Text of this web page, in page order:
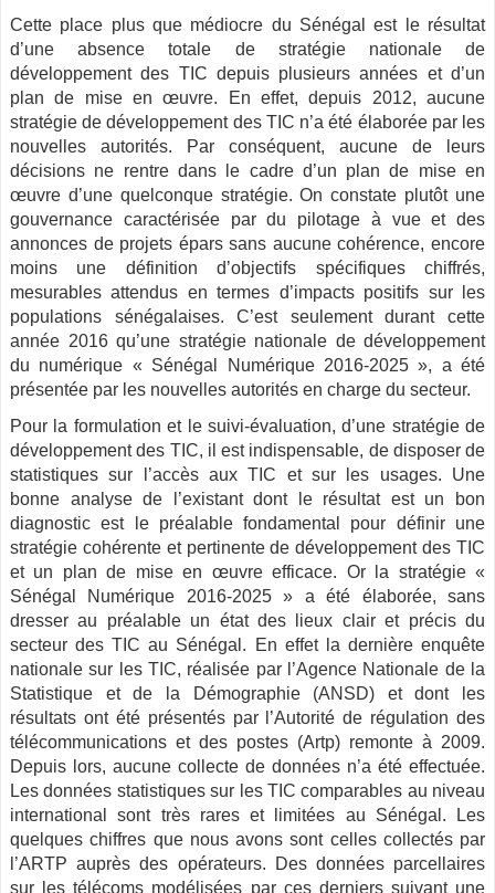
Cette place plus que médiocre du Sénégal est le résultat
d’une absence totale de stratégie nationale de
développement des TIC depuis plusieurs années et d’un
plan de mise en œuvre. En effet, depuis 2012, aucune
stratégie de développement des TIC n’a été élaborée par les
nouvelles autorités. Par conséquent, aucune de leurs
décisions ne rentre dans le cadre d’un plan de mise en
œuvre d’une quelconque stratégie. On constate plutôt une
gouvernance caractérisée par du pilotage à vue et des
annonces de projets épars sans aucune cohérence, encore
moins une définition d’objectifs spécifiques chiffrés,
mesurables attendus en termes d’impacts positifs sur les
populations sénégalaises. C’est seulement durant cette
année 2016 qu’une stratégie nationale de développement
du numérique « Sénégal Numérique 2016-2025 », a été
présentée par les nouvelles autorités en charge du secteur.
Pour la formulation et le suivi-évaluation, d’une stratégie de
développement des TIC, il est indispensable, de disposer de
statistiques sur l’accès auxTIC et sur les usages. Une
bonne analyse de l’existant dont le résultat est un bon
diagnostic est le préalable fondamental pour définir une
stratégie cohérente et pertinente de développement des TIC
et un plan de mise en œuvre efficace. Or la stratégie «
Sénégal Numérique 2016-2025 » a été élaborée, sans
dresser au préalable un état des lieux clair et précis du
secteur desTIC au Sénégal. En effet la dernière enquête
nationale sur les TIC, réalisée par l’Agence Nationale de la
Statistique et de la Démographie (ANSD) et dont les
résultats ont été présentés par l’Autorité de régulation des
télécommunications et des postes (Artp) remonte à 2009.
Depuis lors, aucune collecte de données n’a été effectuée.
Les données statistiques sur les TIC comparables au niveau
international sont très rares et limitées au Sénégal. Les
quelques chiffres que nous avons sont celles collectés par
l’ARTP auprès des opérateurs. Des données parcellaires
sur les télécoms modélisées par ces derniers suivant une